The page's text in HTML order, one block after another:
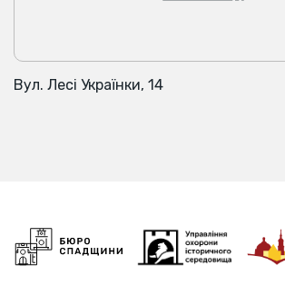
Вул. Лесі Українки, 14